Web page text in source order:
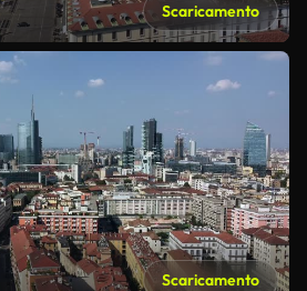
Scaricamento
Scaricamento